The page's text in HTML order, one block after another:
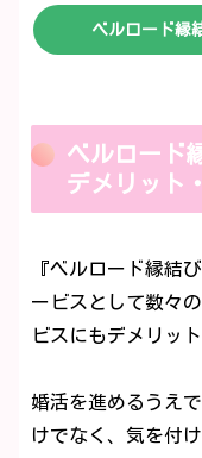
ベルロード縁
ベルロード
デメリット
『ベルロード縁結
ービスとして数々
ビスにもデメリッ
婚活を進めるうえ
けでなく、気を付